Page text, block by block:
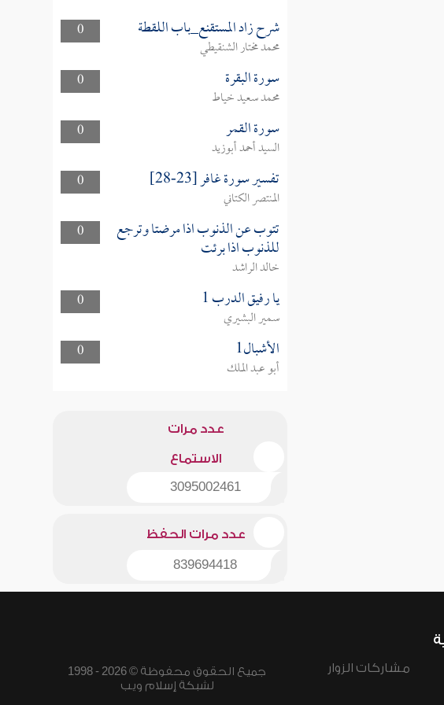
0 شرح زاد المستقنع_باب اللقطة
محمد مختار الشنقيطي
0
سورة البقرة
محمد سعيد خياط
0
سورة القمر
السيد أحمد أبوزيد
0
تفسير سورة غافر [23-28]
المنتصر الكتاني
0
تتوب عن الذنوب اذا مرضتا وترجع
للذنوب اذا برئت
خالد الراشد
0
يا رفيق الدرب 1
سمير البشيري
0
الأشبال1
أبو عبد الملك
عدد مرات
الاستماع
3095002461
عدد مرات الحفظ
839694418
مشاركات الزوار
جميع الحقوق محفوظة © 2026 - 1998
لشبكة إسلام ويب